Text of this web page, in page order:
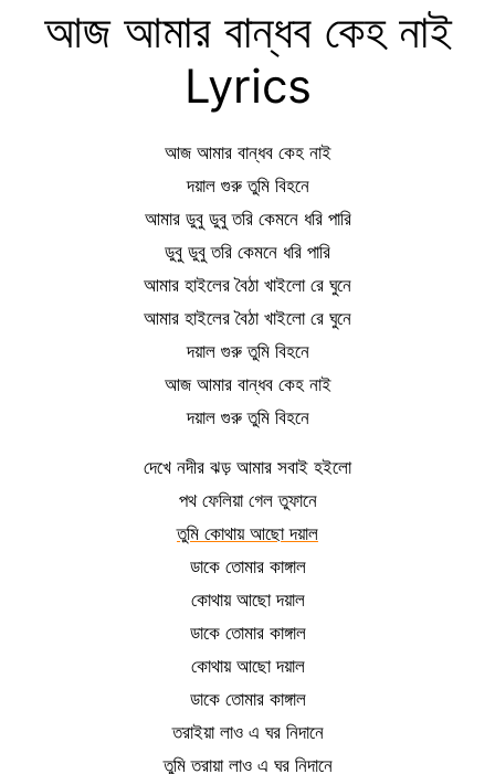
আজ আমার বান্ধব কেহ নাই
Lyrics
আজ আমার বান্ধব কেহ নাই
দয়াল গুরু তুমি বিহনে
আমার ডুবু ডুবু তরি কেমনে ধরি পারি
ডুবু ডুবু তরি কেমনে ধরি পারি
আমার হাইলের বৈঠা খাইলো রে ঘুনে
আমার হাইলের বৈঠা খাইলো রে ঘুনে
দয়াল গুরু তুমি বিহনে
আজ আমার বান্ধব কেহ নাই
দয়াল গুরু তুমি বিহনে
দেখে নদীর ঝড় আমার সবাই হইলো
পথ ফেলিয়া গেল তুফানে
তুমি কোথায় আছো দয়াল
ডাকে তোমার কাঙ্গাল
কোথায় আছো দয়াল
ডাকে তোমার কাঙ্গাল
কোথায় আছো দয়াল
ডাকে তোমার কাঙ্গাল
তরাইয়া লাও এ ঘর নিদানে
তুমি তরায়া লাও এ ঘর নিদানে